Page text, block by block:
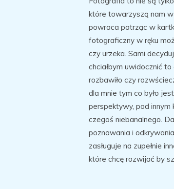
które towarzyszą nam w
powraca patrząc w
fotograficzny w ręku
czy urzeka. Sami
chciałbym uwidocznić
rozbawiło czy
dla mnie tym co było
perspektywy, pod
czegoś niebanalnego.
poznawania i
zasługuje na zupełnie
które chcę rozwijać by